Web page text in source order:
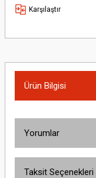
Karşılaştır
Ürün Bilgisi
Yorumlar
Taksit Seçenekleri